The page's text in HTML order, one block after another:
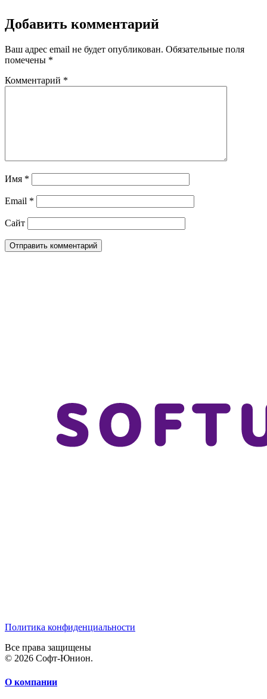
Добавить комментарий
Ваш адрес email не будет опубликован. Обязательные поля
помечены *
Комментарий *
Имя *
Email *
Сайт
Политика конфиденциальности
Все права защищены
© 2026 Софт-Юнион.
О компании